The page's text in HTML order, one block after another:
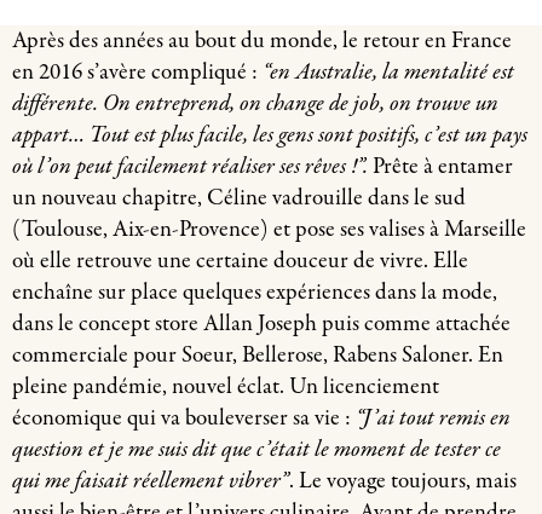
Après des années au bout du monde, le retour en France
en 2016 s’avère compliqué : “en Australie, la mentalité est
différente. On entreprend, on change de job, on trouve un
appart… Tout est plus facile, les gens sont positifs, c’est un pays
où l’on peut facilement réaliser ses rêves !”.Prête à entamer
un nouveau chapitre, Céline vadrouille dans le sud
(Toulouse, Aix-en-Provence) et pose ses valises à Marseille
où elle retrouve une certaine douceur de vivre. Elle
enchaîne sur place quelques expériences dans la mode,
dans le concept store Allan Joseph puis comme attachée
commerciale pour Soeur, Bellerose, Rabens Saloner. En
pleine pandémie, nouvel éclat. Un licenciement
économique qui va bouleverser sa vie : “J’ai tout remis en
question et je me suis dit que c’était le moment de tester ce
qui me faisait réellement vibrer”. Le voyage toujours, mais